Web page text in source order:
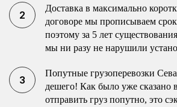
Доставка в максимально
договоре мы прописываем
поэтому за 5 лет
мы ни разу не нарушили
Попутные грузоперевозки
дешего! Как было уже
отправить груз попутно, это